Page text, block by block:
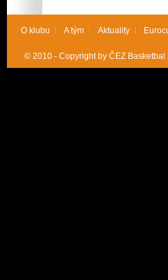
O klubu A tým Aktuality
© 2010 - Copyright by ČEZ